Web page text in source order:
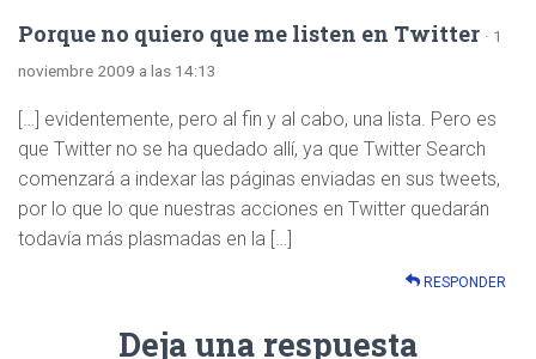
Porque no quiero que me listen en Twitter · 1
noviembre 2009 a las 14:13
[…] evidentemente, pero al fin y al cabo, una lista. Pero es
que Twitter no se ha quedado allí, ya que Twitter Search
comenzará a indexar las páginas enviadas en sus tweets,
por lo que lo que nuestras acciones en Twitter quedarán
todavía más plasmadas en la […]
RESPONDER
Deja una respuesta